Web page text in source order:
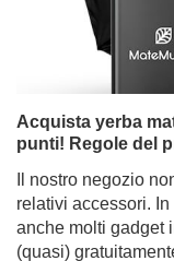
Acquista yerba
punti! Regole del
Il nostro negozio
relativi accessori.
anche molti gadget
(quasi)